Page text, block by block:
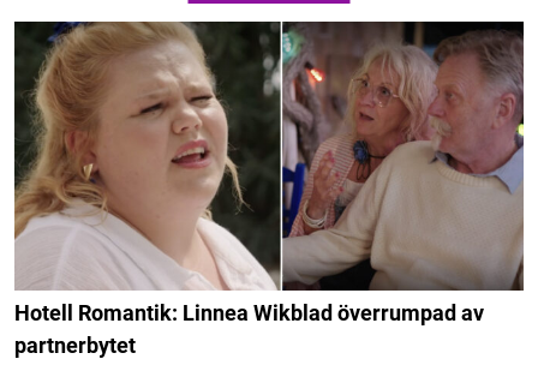
Hotell Romantik: Linnea Wikblad överrumpad av
partnerbytet